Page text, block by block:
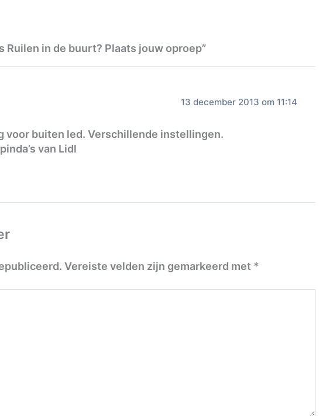
Ruilen in de buurt? Plaats jouw oproep”
13 december 2013 om 11:14
voor buiten led. Verschillende instellingen.
van Lidl
Vereiste velden zijn gemarkeerd met *